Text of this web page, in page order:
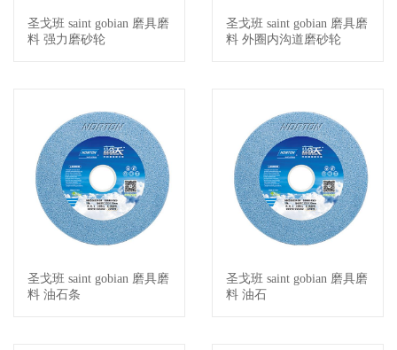
查看详情
圣戈班 saint gobian 磨具磨
料 强力磨砂轮
查看详情
圣戈班 saint gobian 磨具磨
料 外圈内沟道磨砂轮
查看详情
圣戈班 saint gobian 磨具磨
料 油石条
查看详情
圣戈班 saint gobian 磨具磨
料 油石